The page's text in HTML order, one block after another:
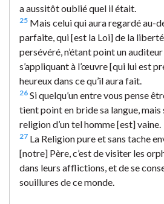
a aussitôt oublié quel il était.
25 Mais celui qui aura regardé au-
parfaite, qui [est la Loi] de la
persévéré, n’étant point un
s’appliquant à l’œuvre [qui lui est
heureux dans ce qu’il aura fait.
26 Si quelqu’un entre vous pense
tient point en bride sa langue,
religion d’un tel homme [est] vaine.
27 La Religion pure et sans tache
[notre] Père, c’est de visiter les
dans leurs afflictions, et de se
souillures de ce monde.